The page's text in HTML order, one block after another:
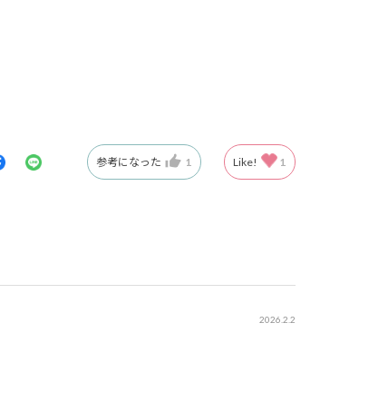
参考になった 1 Like! 1
2026.2.2